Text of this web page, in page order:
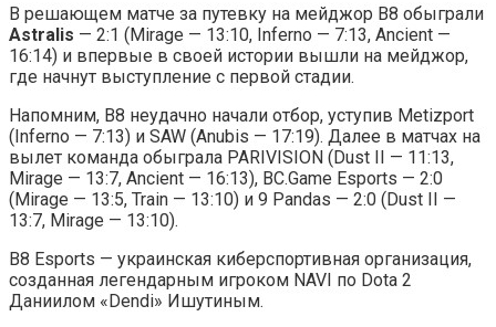
В решающем матче за путевку на мейджор B8 обыграли
Astralis — 2:1 (Mirage — 13:10, Inferno — 7:13, Ancient —
16:14) и впервые в своей истории вышли на мейджор,
где начнут выступление с первой стадии.
Напомним, B8 неудачно начали отбор, уступив Metizport
(Inferno — 7:13) и SAW (Anubis — 17:19). Далее в матчах на
вылет команда обыграла PARIVISION (Dust II — 11:13,
Mirage — 13:7, Ancient — 16:13), BC.Game Esports — 2:0
(Mirage — 13:5, Train — 13:10) и 9 Pandas — 2:0 (Dust II —
13:7, Mirage — 13:10).
B8 Esports — украинская киберспортивная организация,
созданная легендарным игроком NAVI по Dota 2
Даниилом «Dendi» Ишутиным.